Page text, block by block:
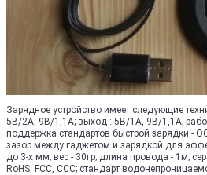
Зарядное устройство имеет следующие
5В/2А, 9В/1,1А; выход : 5В/1А, 9В/1,1А;
поддержка стандартов быстрой зарядки -
зазор между гаджетом и зарядкой для
до 3-х мм; вес - 30гр; длина провода - 1м;
RoHS, FCC, CCC; стандарт